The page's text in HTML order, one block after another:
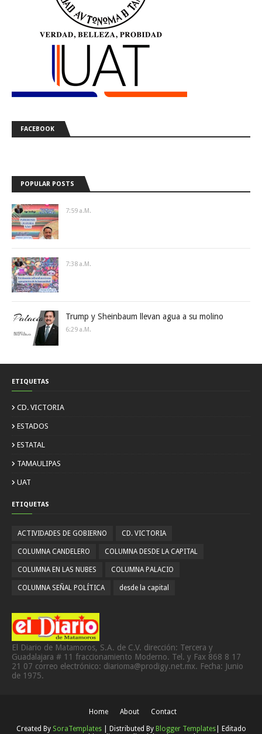
FACEBOOK
POPULAR POSTS
7:59 A.m.
7:38 A.m.
Trump y Sheinbaum llevan agua a su molino
6:29 A.m.
ETIQUETAS
CD. VICTORIA
ESTADOS
ESTATAL
TAMAULIPAS
UAT
ETIQUETAS
ACTIVIDADES DE GOBIERNO CD. VICTORIA
COLUMNA CANDELERO COLUMNA DESDE LA CAPITAL
COLUMNA EN LAS NUBES COLUMNA PALACIO
COLUMNA SEÑAL POLÍTICA desde la capital
El Diario de Matamoros, S.A. de C.V. dirección: Tercera y
Guadalajara # 11 fraccionamiento Moderno. Tel. y Fax 868 8 17
21 07 correo electrónico: diarioma@prodigy.net.mx. Fecha: Junio
de 1975.
Home About Contact
Created By SoraTemplates| Distributed By Blogger Templates| Editado